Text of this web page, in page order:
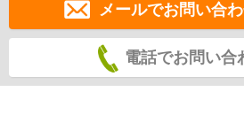
メールでお問い合
電話でお問い合